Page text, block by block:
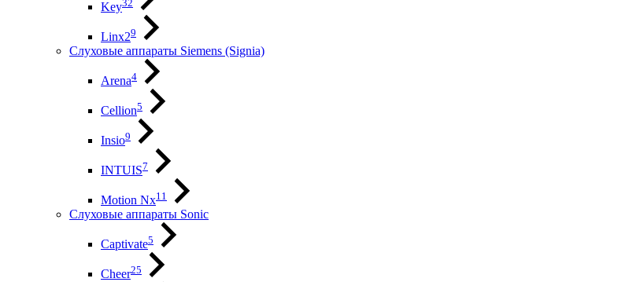
Key32
Linx29
Слуховые аппараты Siemens (Signia)
Arena4
Cellion5
Insio9
INTUIS7
Motion Nx11
Слуховые аппараты Sonic
Captivate5
Cheer25